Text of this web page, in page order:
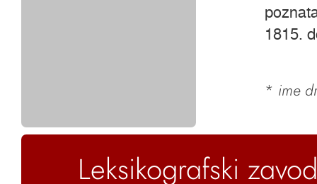
1815.
* ime
Leksikografski